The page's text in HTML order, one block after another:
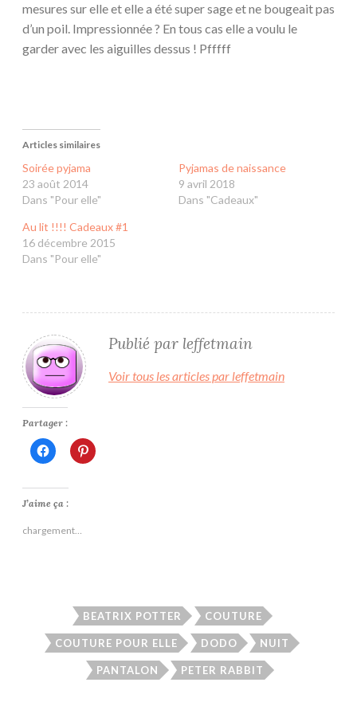
mesures sur elle et elle a été super sage et ne bougeait pas
d’un poil. Impressionnée ? En tous cas elle a voulu le
garder avec les aiguilles dessus ! Pfffff
Articles similaires
Soirée pyjama
23 août 2014
Dans "Pour elle"
Pyjamas de naissance
9 avril 2018
Dans "Cadeaux"
Au lit !!!! Cadeaux #1
16 décembre 2015
Dans "Pour elle"
Publié par leffetmain
Voir tous les articles par leffetmain
Partager :
Cliquez
pour
Facebook(ouvre
dans
une
fenêtre)
Cliquez
pour
J’aime ça :
chargement…
BEATRIX POTTER COUTURE
COUTURE POUR ELLE DODO NUIT
PANTALON PETER RABBIT